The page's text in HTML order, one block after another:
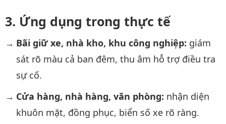
Ứng dụng trong thực tế
Bãi giữ xe, nhà kho, khu công nghiệp: giám
sát rõ màu cả ban đêm, thu âm hỗ trợ điều tra
sự cố.
Cửa hàng, nhà hàng, văn phòng: nhận diện
khuôn mặt, đồng phục, biển số xe rõ ràng.